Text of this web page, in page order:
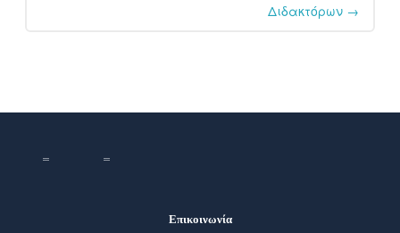
Διδακτόρων →
Επικοινωνία